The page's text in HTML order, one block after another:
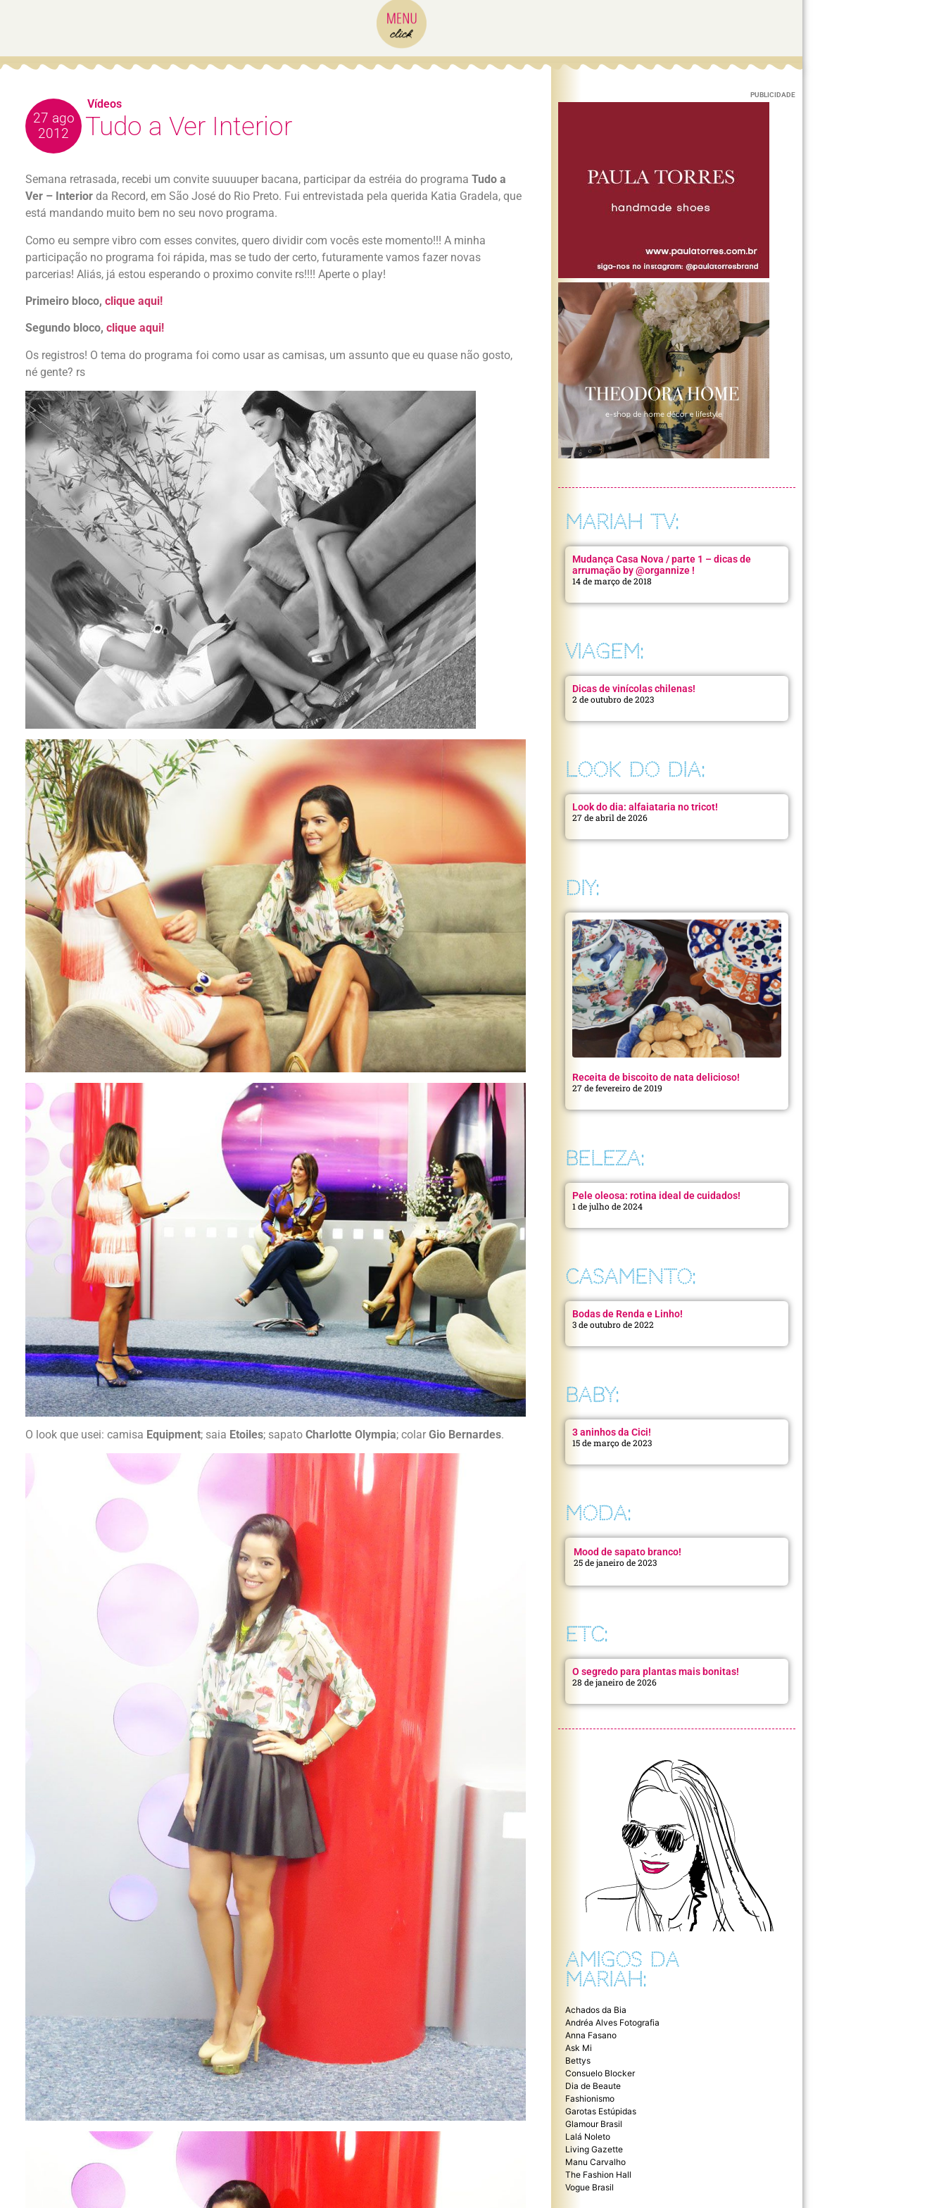
27 ago
2012
Tudo a Ver Interior
Semana retrasada, recebi um convite suuuuper bacana, participar da estréia do programa Tudo a
Ver – Interior da Record, em São José do Rio Preto. Fui entrevistada pela querida Katia Gradela, que
está mandando muito bem no seu novo programa.
Como eu sempre vibro com esses convites, quero dividir com vocês este momento!!! A minha
participação no programa foi rápida, mas se tudo der certo, futuramente vamos fazer novas
parcerias! Aliás, já estou esperando o proximo convite rs!!!! Aperte o play!
Primeiro bloco, clique aqui!
Segundo bloco, clique aqui!
Os registros! O tema do programa foi como usar as camisas, um assunto que eu quase não gosto,
né gente? rs
O look que usei: camisa Equipment; saia Etoiles; sapato Charlotte Olympia; colar Gio Bernardes.
Vídeos
PUBLICIDADE
MARIAH TV:
Mudança Casa Nova / parte 1 – dicas de
arrumação by @organnize !
14 de março de 2018
VIAGEM:
Dicas de vinícolas chilenas!
2 de outubro de 2023
LOOK DO DIA:
Look do dia: alfaiataria no tricot!
27 de abril de 2026
DIY:
Receita de biscoito de nata delicioso!
27 de fevereiro de 2019
BELEZA:
Pele oleosa: rotina ideal de cuidados!
1 de julho de 2024
CASAMENTO:
Bodas de Renda e Linho!
3 de outubro de 2022
BABY:
3 aninhos da Cici!
15 de março de 2023
MODA:
Mood de sapato branco!
25 de janeiro de 2023
ETC:
O segredo para plantas mais bonitas!
28 de janeiro de 2026
AMIGOS DA
MARIAH:
Achados da Bia
Andréa Alves Fotografia
Anna Fasano
Ask Mi
Bettys
Consuelo Blocker
Dia de Beaute
Fashionismo
Garotas Estúpidas
Glamour Brasil
Lalá Noleto
Living Gazette
Manu Carvalho
The Fashion Hall
Vogue Brasil